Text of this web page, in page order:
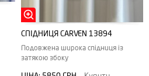
СПІДНИЦЯ CARVEN 13894
Подовжена широка спідниця із
затякою збоку